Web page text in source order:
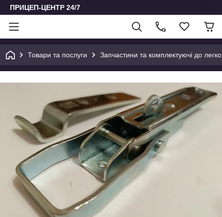
ПРИЦЕП-ЦЕНТР 24/7
Товари та послуги Запчастини та комплектуючі до